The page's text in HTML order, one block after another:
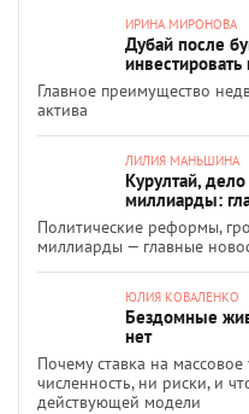
ИРИНА МИРОНОВА
Дубай после
Главное преимущество
актива
ЛИЛИЯ МАНЬШИНА
Курултай,
миллиарды:
Политические реформы,
миллиарды — главные
ЮЛИЯ КОВАЛЕНКО
Бездомные
нет
Почему ставка на
численность, ни риски, и
действующей модели